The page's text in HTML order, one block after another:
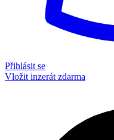
Přihlásit se
Vložit inzerát zdarma